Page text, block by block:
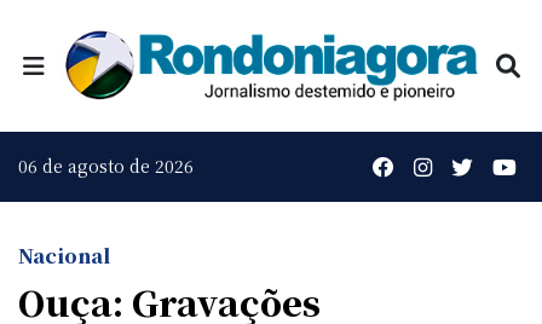
06 de agosto de 2026
Nacional
Ouça: Gravações